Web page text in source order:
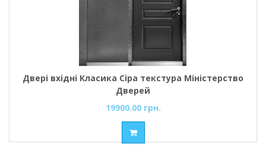
Двері вхідні Класика Сіра текстура Міністерство
Дверей
19900.00 грн.